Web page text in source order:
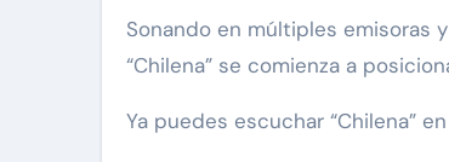
Sonando en múltiples emisoras
“Chilena” se comienza a
Ya puedes escuchar “Chilena”